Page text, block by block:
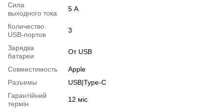
Сила
выходного тока
5 А
Количество
USB-портов
3
Зарядка
батареи
От USB
Совместимость
Apple
Разъемы
USB|Type-C
Гарантійний
термін
12 міс